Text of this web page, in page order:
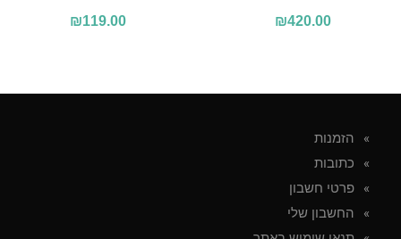
₪119.00 ₪420.00
הזמנות
כתובות
פרטי חשבון
החשבון שלי